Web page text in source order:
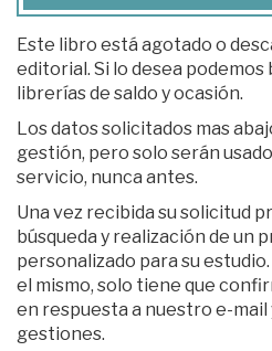
Este libro está agotado o
editorial. Si lo desea podemos
librerías de saldo y ocasión.
Los datos solicitados mas
gestión, pero solo serán
servicio, nunca antes.
Una vez recibida su solicitud
búsqueda y realización de un
personalizado para su
el mismo, solo tiene que confirmarnos su presupuesto
en respuesta a nuestro e-mail
gestiones.